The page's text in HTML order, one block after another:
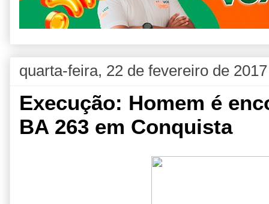
quarta-feira, 22 de fevereiro de 2017
Execução: Homem é
BA 263 em Conquista